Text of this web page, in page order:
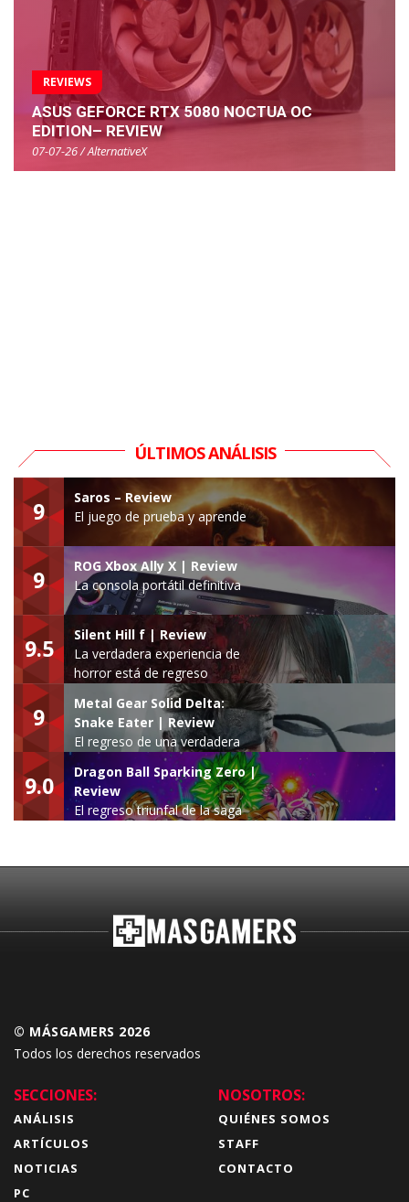
REVIEWS
ASUS GEFORCE RTX 5080 NOCTUA OC
EDITION– REVIEW
07-07-26 / AlternativeX
ÚLTIMOS ANÁLISIS
9
Saros – Review
El juego de prueba y aprende
9
ROG Xbox Ally X | Review
La consola portátil definitiva
9.5
Silent Hill f | Review
La verdadera experiencia de
horror está de regreso
9
Metal Gear Solid Delta:
Snake Eater | Review
El regreso de una verdadera
leyenda
9.0
Dragon Ball Sparking Zero |
Review
El regreso triunfal de la saga
© MÁSGAMERS 2026
Todos los derechos reservados
SECCIONES:
ANÁLISIS
ARTÍCULOS
NOTICIAS
PC
NOSOTROS:
QUIÉNES SOMOS
STAFF
CONTACTO